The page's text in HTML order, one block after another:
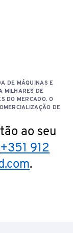
DE MÁQUINAS E
MILHARES DE
DO MERCADO. O
DE
ao seu
+351 912
.